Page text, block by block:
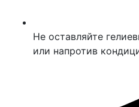
Не оставляйте
или напротив